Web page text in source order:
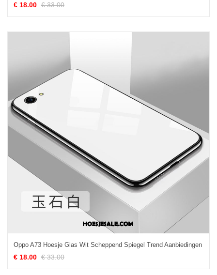
€ 18.00 € 33.00
Oppo A73 Hoesje Glas Wit Scheppend Spiegel Trend Aanbiedingen
€ 18.00 € 33.00